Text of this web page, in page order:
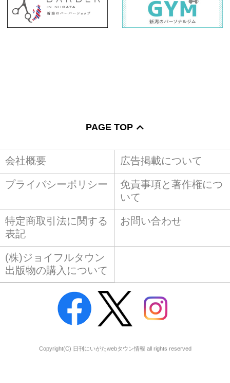
PAGE TOP
会社概要 広告掲載について
プライバシーポリシー
免責事項と著作権につ
いて
特定商取引法に関する
表記
お問い合わせ
(株)ジョイフルタウン
出版物の購入について
Copyright(C) 日刊にいがたwebタウン情報 all rights reserved